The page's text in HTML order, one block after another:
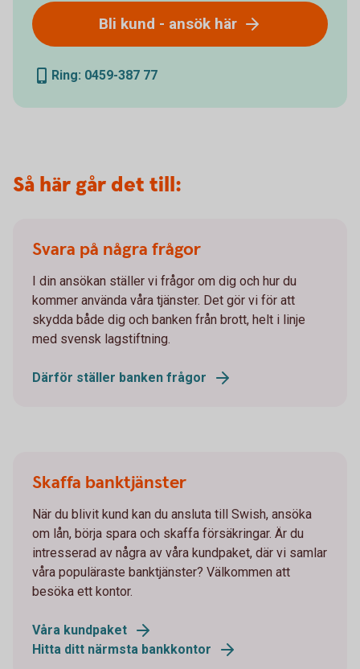
Bli kund - ansök här
Ring: 0459-387 77
Så här går det till:
Svara på några frågor
I din ansökan ställer vi frågor om dig och hur du
kommer använda våra tjänster. Det gör vi för att
skydda både dig och banken från brott, helt i linje
med svensk lagstiftning.
Därför ställer banken frågor
Skaffa banktjänster
När du blivit kund kan du ansluta till Swish, ansöka
om lån, börja spara och skaffa försäkringar. Är du
intresserad av några av våra kundpaket, där vi samlar
våra populäraste banktjänster? Välkommen att
besöka ett kontor.
Våra kundpaket
Hitta ditt närmsta bankkontor